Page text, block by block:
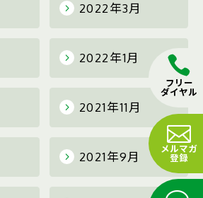
フリー
ダイヤル
メルマガ
登録
2022年3月
2022年1月
2021年11月
2021年9月